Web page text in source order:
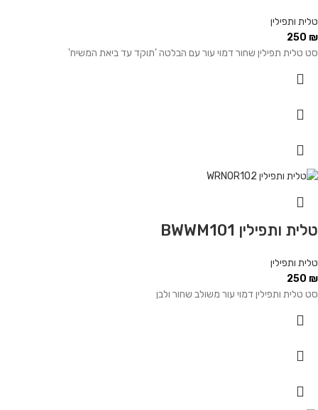
טלית ותפילין
250 ₪
סט טלית תפילין שחור דמוי עור עם הבלטה 'תוקד עד ביאת המשיח'
טלית ותפילין BWWM101
טלית ותפילין
250 ₪
סט טלית ותפילין דמוי עור משולב שחור ולבן